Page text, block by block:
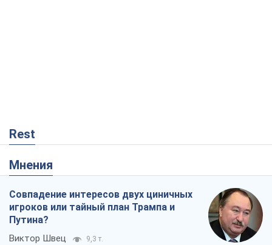
Rest
Мнения
Совпадение интересов двух циничных
игроков или тайный план Трампа и
Путина?
Виктор Швец 9,3 т.